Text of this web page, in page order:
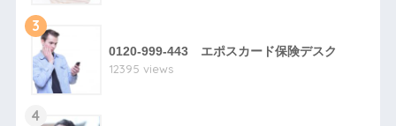
3
0120-999-443 エポスカード保険デスク
12395 views
4